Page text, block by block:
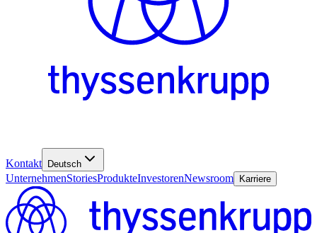
Kontakt Deutsch
UnternehmenStoriesProdukteInvestorenNewsroom Karriere